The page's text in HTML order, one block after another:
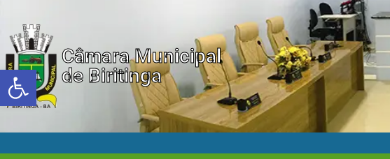
Câmara Municipal
de Biritinga
Abrir a barra de ferramentas